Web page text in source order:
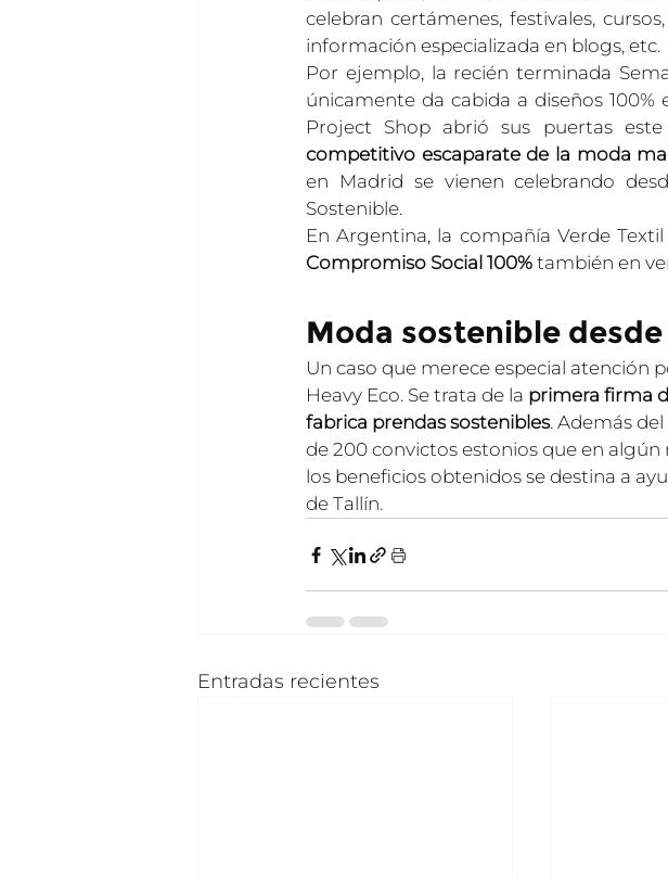
celebran certámenes, festivales,
información especializada en blogs, etc.
Por ejemplo, la recién terminada
únicamente da cabida a diseños 100%
Project Shop abrió sus puertas
competitivo escaparate de la moda
en Madrid se vienen celebrando
Sostenible.
En Argentina, la compañía Verde
Compromiso Social 100% también en
Moda sostenible
Un caso que merece especial atención
Heavy Eco. Se trata de la primera firma
fabrica prendas sostenibles. Además
de 200 convictos estonios que en
los beneficios obtenidos se destina a
de Tallín.
Entradas recientes